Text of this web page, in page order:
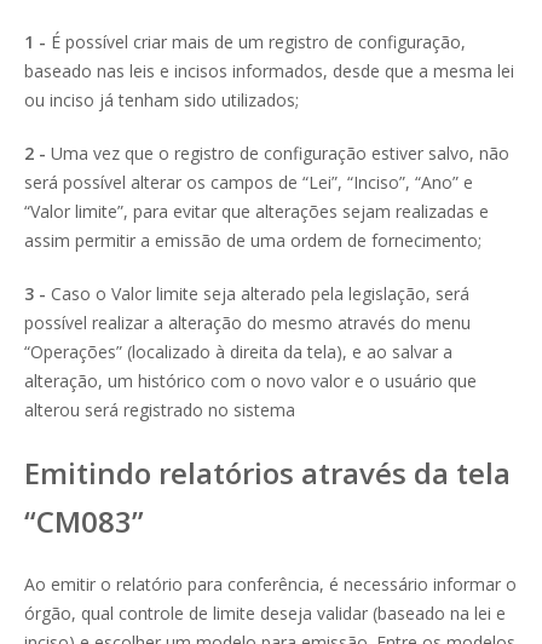
1 - É possível criar mais de um registro de configuração,
baseado nas leis e incisos informados, desde que a mesma lei
ou inciso já tenham sido utilizados;
2 - Uma vez que o registro de configuração estiver salvo, não
será possível alterar os campos de “Lei”, “Inciso”, “Ano” e
“Valor limite”, para evitar que alterações sejam realizadas e
assim permitir a emissão de uma ordem de fornecimento;
3 - Caso o Valor limite seja alterado pela legislação, será
possível realizar a alteração do mesmo através do menu
“Operações” (localizado à direita da tela), e ao salvar a
alteração, um histórico com o novo valor e o usuário que
alterou será registrado no sistema
Emitindo relatórios através da tela
“CM083”
Ao emitir o relatório para conferência, é necessário informar o
órgão, qual controle de limite deseja validar (baseado na lei e